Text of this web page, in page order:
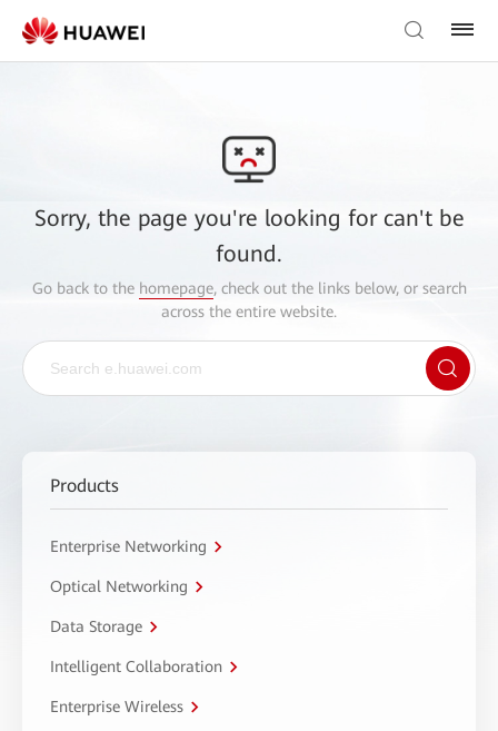
Sorry, the page you're looking for can't be
found.
Go back to the homepage, check out the links below, or search
across the entire website.
Products
Enterprise Networking
Optical Networking
Data Storage
Intelligent Collaboration
Enterprise Wireless